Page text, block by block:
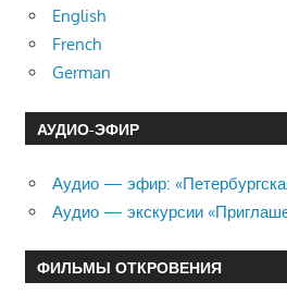
English
French
German
АУДИО-ЭФИР
Аудио — эфир:
Аудио — экскурсии
ФИЛЬМЫ ОТКРОВЕНИЯ